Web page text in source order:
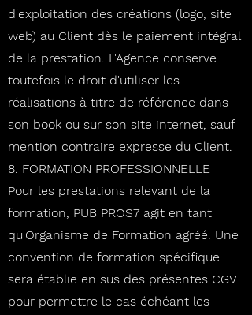
d'exploitation des créations (logo, site
web) au Client dès le paiement intégral
de la prestation. L'Agence conserve
toutefois le droit d'utiliser les
réalisations à titre de référence dans
son book ou sur son site internet, sauf
mention contraire expresse du Client.
8. FORMATION PROFESSIONNELLE
Pour les prestations relevant de la
formation, PUB PROS7 agit en tant
qu'Organisme de Formation agréé. Une
convention de formation spécifique
sera établie en sus des présentes CGV
pour permettre le cas échéant les